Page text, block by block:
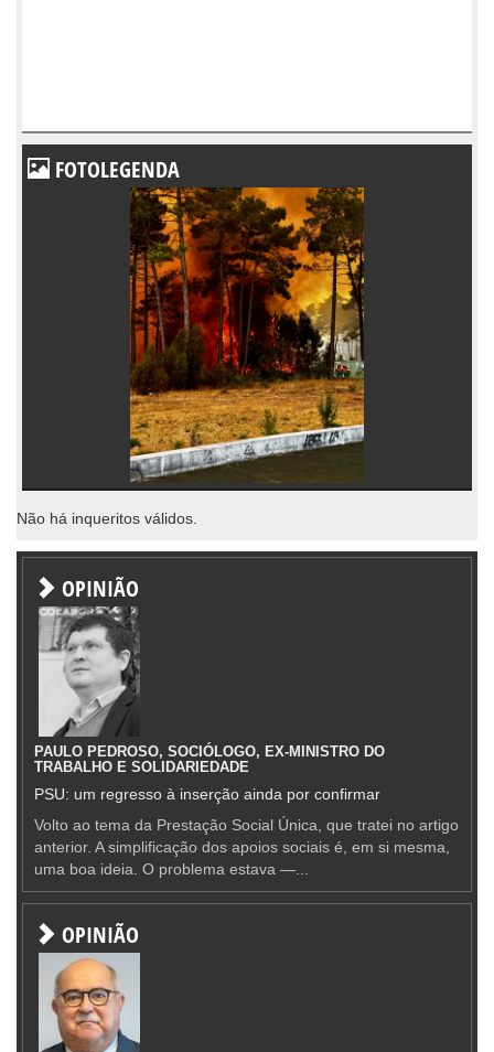
FOTOLEGENDA
Não há inqueritos válidos.
OPINIÃO
PAULO PEDROSO, SOCIÓLOGO, EX-MINISTRO DO
TRABALHO E SOLIDARIEDADE
PSU: um regresso à inserção ainda por confirmar
Volto ao tema da Prestação Social Única, que tratei no artigo
anterior. A simplificação dos apoios sociais é, em si mesma,
uma boa ideia. O problema estava —...
OPINIÃO